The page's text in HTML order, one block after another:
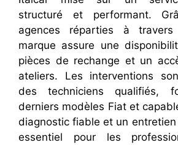
structuré et performant.
agences réparties à
marque assure une
pièces de rechange et un
ateliers. Les interventions
des techniciens qualifiés,
derniers modèles Fiat et
diagnostic fiable et un
essentiel pour les